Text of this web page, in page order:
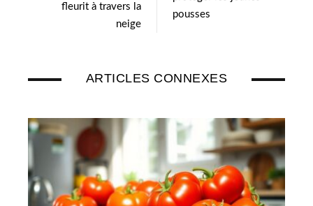
fleurit à travers la
neige
pousses
ARTICLES CONNEXES